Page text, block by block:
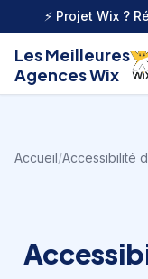
Aller au contenu
⚡ Projet Wix ?
Les Meilleures
Agences Wix
Accueil/Accessibilité